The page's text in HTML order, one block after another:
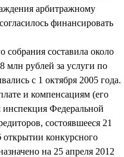
арбитражному
финансировать
собрания составила около
млн рублей за услуги по
с 1 октября 2005 года.
и компенсациям (его
Федеральной
состоявшееся 21
открытии конкурсного
на 25 апреля 2012